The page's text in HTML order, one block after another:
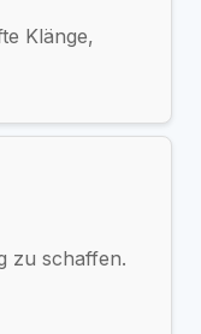
Klänge,
zu schaffen.